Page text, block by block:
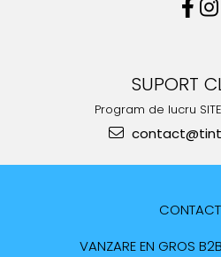
SUPORT
Program de lucru
CONTACT
VANZARE EN GROS